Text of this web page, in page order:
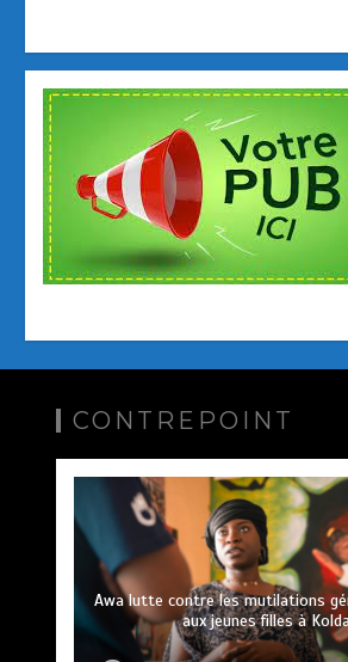
CONTREPOINT
Awa lutte contre les mutilations
aux jeunes filles à